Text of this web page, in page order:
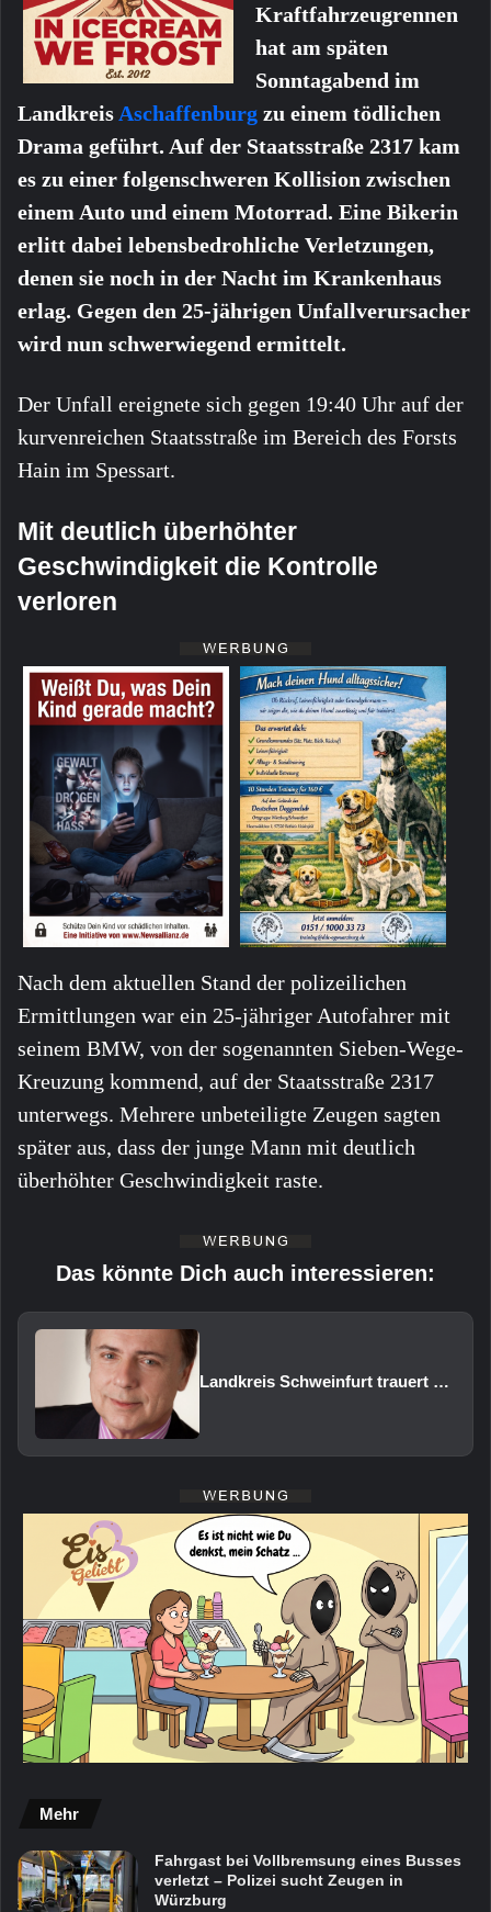
Kraftfahrzeugrennen
hat am späten
Sonntagabend im
Landkreis Aschaffenburg zu einem tödlichen
Drama geführt. Auf der Staatsstraße 2317 kam
es zu einer folgenschweren Kollision zwischen
einem Auto und einem Motorrad. Eine Bikerin
erlitt dabei lebensbedrohliche Verletzungen,
denen sie noch in der Nacht im Krankenhaus
erlag. Gegen den 25-jährigen Unfallverursacher
wird nun schwerwiegend ermittelt.
Der Unfall ereignete sich gegen 19:40 Uhr auf der
kurvenreichen Staatsstraße im Bereich des Forsts
Hain im Spessart.
Mit deutlich überhöhter
Geschwindigkeit die Kontrolle
verloren
Nach dem aktuellen Stand der polizeilichen
Ermittlungen war ein 25-jähriger Autofahrer mit
seinem BMW, von der sogenannten Sieben-Wege-
Kreuzung kommend, auf der Staatsstraße 2317
unterwegs. Mehrere unbeteiligte Zeugen sagten
später aus, dass der junge Mann mit deutlich
überhöhter Geschwindigkeit raste.
Das könnte Dich auch interessieren:
Landkreis Schweinfurt trauert um Altlandrat Harald Leitherer
Mehr
Fahrgast bei Vollbremsung eines Busses
verletzt – Polizei sucht Zeugen in
Würzburg